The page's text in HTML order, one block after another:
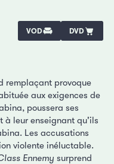
VOD DVD
remplaçant provoque
aux exigences de
poussera ses
à leur enseignant qu'ils
Les accusations
violente inéluctable.
Ennemy surprend